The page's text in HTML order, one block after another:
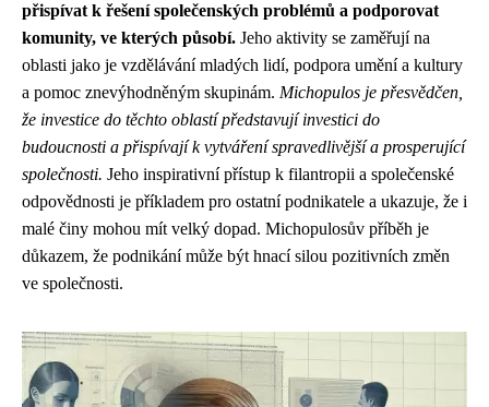
přispívat k řešení společenských problémů a podporovat
komunity, ve kterých působí. Jeho aktivity se zaměřují na
oblasti jako je vzdělávání mladých lidí, podpora umění a kultury
a pomoc znevýhodněným skupinám. Michopulos je přesvědčen,
že investice do těchto oblastí představují investici do
budoucnosti a přispívají k vytváření spravedlivější a prosperující
společnosti. Jeho inspirativní přístup k filantropii a společenské
odpovědnosti je příkladem pro ostatní podnikatele a ukazuje, že i
malé činy mohou mít velký dopad. Michopulosův příběh je
důkazem, že podnikání může být hnací silou pozitivních změn
ve společnosti.